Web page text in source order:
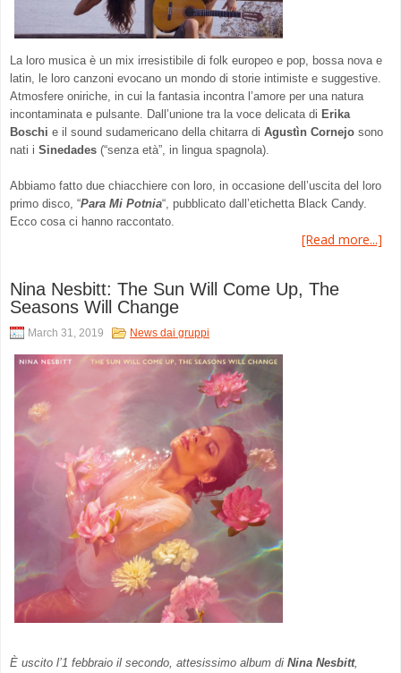
La loro musica è un mix irresistibile di folk europeo e pop, bossa nova e
latin, le loro canzoni evocano un mondo di storie intimiste e suggestive.
Atmosfere oniriche, in cui la fantasia incontra l’amore per una natura
incontaminata e pulsante. Dall’unione tra la voce delicata di Erika
Boschi e il sound sudamericano della chitarra di Agustìn Cornejo sono
nati i Sinedades (“senza età”, in lingua spagnola).
Abbiamo fatto due chiacchiere con loro, in occasione dell’uscita del loro
primo disco, “Para Mi Potnia“, pubblicato dall’etichetta Black Candy.
Ecco cosa ci hanno raccontato.
[Read more...]
Nina Nesbitt: The Sun Will Come Up, The
Seasons Will Change
March 31, 2019 News dai gruppi
È uscito l’1 febbraio il secondo, attesissimo album di Nina Nesbitt,